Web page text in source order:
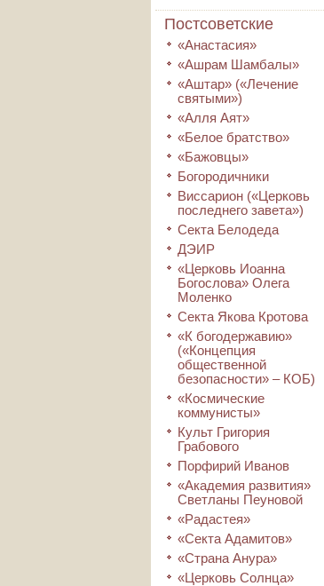
Постсоветские
«Анастасия»
«Ашрам Шамбалы»
«Аштар» («Лечение
святыми»)
«Алля Аят»
«Белое братство»
«Бажовцы»
Богородичники
Виссарион («Церковь
последнего завета»)
Секта Белодеда
ДЭИР
«Церковь Иоанна
Богослова» Олега
Моленко
Секта Якова Кротова
«К богодержавию»
(«Концепция
общественной
безопасности» – КОБ)
«Космические
коммунисты»
Культ Григория
Грабового
Порфирий Иванов
«Академия развития»
Светланы Пеуновой
«Радастея»
«Секта Адамитов»
«Страна Анура»
«Церковь Солнца»